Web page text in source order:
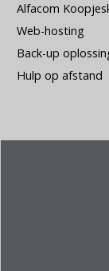
Alfacom
Web-hosting
Back-up
Hulp op afstand